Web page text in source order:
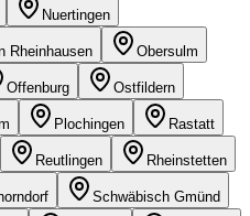
Nuertingen
Rheinhausen Obersulm
Offenburg Ostfildern
Plochingen Rastatt
Reutlingen Rheinstetten
Schwäbisch Gmünd